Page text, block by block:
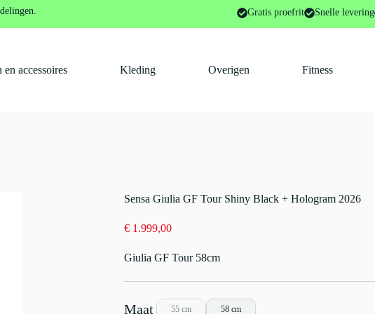
Gratis proefrit Snelle levering
en accessoires Kleding Overigen Fitness
Shiny Black + Hologram 2026
Sensa Giulia GF Tour Shiny Black + Hologram 2026
€1.999,00
Giulia GF Tour 58cm
55 cm 58 cm